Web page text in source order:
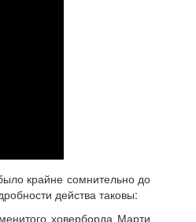
крайне сомнительно до
действа таковы:
ховерборда Марти